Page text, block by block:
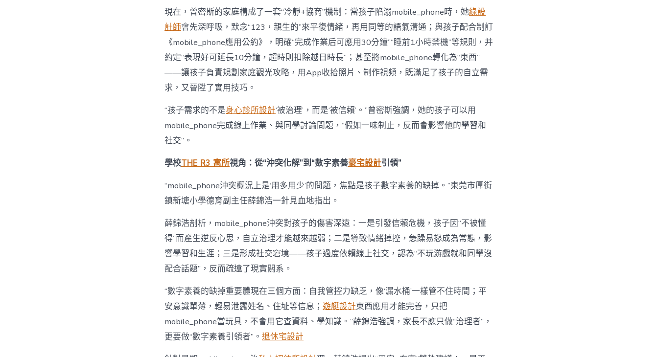
現在，曾密斯的家庭構成了一套“冷靜+協商”機制：當孩子陷溺mobile_phone時，她綠設
計師會先深呼吸，默念“123，親生的”來平復情緒，再用同等的語氣溝通；與孩子配合制訂
《mobile_phone應用公約》，明確“完成作業后可應用30分鐘”“睡前1小時禁機”等規則，并
約定“表現好可延長10分鐘，超時則扣除越日時長”；甚至將mobile_phone轉化為“東西”
——讓孩子負責規劃家庭觀光攻略，用App收拾照片、制作視頻，既滿足了孩子的自立需
求，又晉陞了實用技巧。
“孩子需求的不是身心診所設計‘被治理’，而是‘被信賴’。”曾密斯強調，她的孩子可以用
mobile_phone完成線上作業、與同學討論問題，“假如一味制止，反而會影響他的學習和
社交”。
學校THE R3 寓所視角：從“沖突化解”到“數字素養豪宅設計引領”
“mobile_phone沖突概況上是‘用多用少’的問題，焦點是孩子數字素養的缺掉。”東莞市厚街
鎮新塘小學德育副主任薛錦浩一針見血地指出。
薛錦浩剖析，mobile_phone沖突對孩子的傷害深遠：一是引發信賴危機，孩子因“不被懂
得”而產生逆反心思，自立治理才能越來越弱；二是導致情緒掉控，急躁易怒成為常態，影
響學習和生涯；三是形成社交窘境——孩子過度依賴線上社交，認為“不玩游戲就和同學沒
配合話題”，反而疏遠了現實關系。
“數字素養的缺掉重要體現在三個方面：自我管控力缺乏，像‘漏水桶’一樣管不住時間；平
安意識單薄，輕易泄露姓名、住址等信息； 遊艇設計東西應用才能完善，只把
mobile_phone當玩具，不會用它查資料、學知識。”薛錦浩強調，家長不應只做“治理者”，
更要做“數字素養引領者”。 退休宅設計